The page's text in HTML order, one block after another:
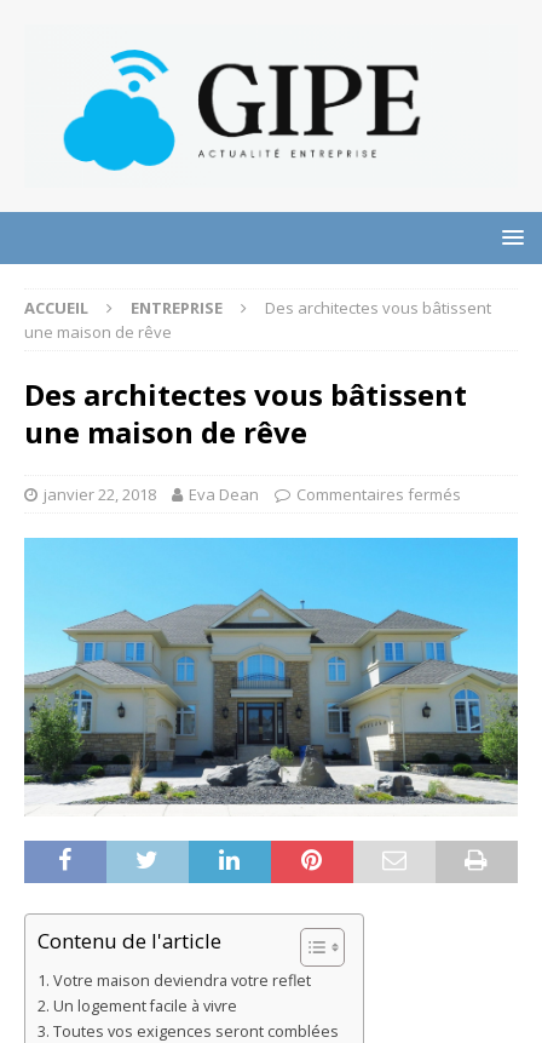
ACCUEIL ENTREPRISE
Des architectes vous bâtissent
une maison de rêve
Des architectes vous bâtissent
une maison de rêve
janvier 22, 2018 Eva Dean Commentaires fermés
Contenu de l'article
Votre maison deviendra votre reflet
Un logement facile à vivre
Toutes vos exigences seront comblées